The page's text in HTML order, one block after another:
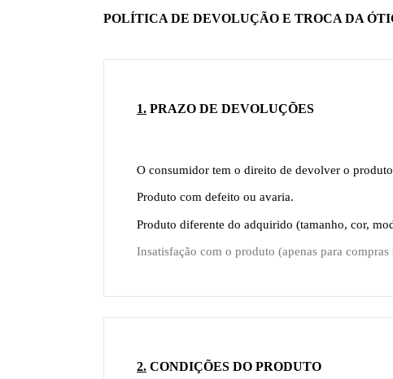
POLÍTICA DE DEVOLUÇÃO E TROCA DA
1. PRAZO DE DEVOLUÇÕES
O consumidor tem o direito de devolver o
Produto com defeito ou avaria.
Produto diferente do adquirido (tamanho, cor,
Insatisfação com o produto (apenas para
2. CONDIÇÕES DO PRODUTO